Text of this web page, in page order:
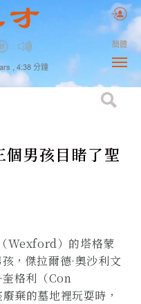
, 4:38 分鐘
簡體
個男孩目睹了聖
Wexford）的塔格蒙
，傑拉爾德·奧沙利文
格利（Con
棄的墓地裡玩耍時，